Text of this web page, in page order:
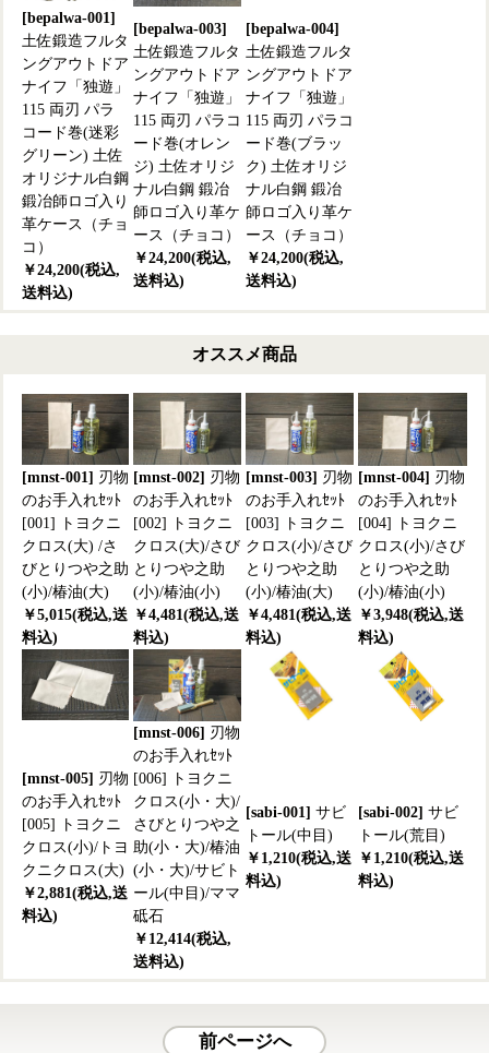
[bepalwa-001]
土佐鍛造フルタ
ングアウトドア
ナイフ「独遊」
115 両刃 パラ
コード巻(迷彩
グリーン) 土佐
オリジナル白鋼
鍛冶師ロゴ入り
革ケース（チョ
コ）
￥24,200(税込,
送料込)
[bepalwa-003]
土佐鍛造フルタ
ングアウトドア
ナイフ「独遊」
115 両刃 パラコ
ード巻(オレン
ジ) 土佐オリジ
ナル白鋼 鍛冶
師ロゴ入り革ケ
ース（チョコ）
￥24,200(税込,
送料込)
[bepalwa-004]
土佐鍛造フルタ
ングアウトドア
ナイフ「独遊」
115 両刃 パラコ
ード巻(ブラッ
ク) 土佐オリジ
ナル白鋼 鍛冶
師ロゴ入り革ケ
ース（チョコ）
￥24,200(税込,
送料込)
オススメ商品
[mnst-001] 刃物
のお手入れｾｯﾄ
[001] トヨクニ
クロス(大) /さ
びとりつや之助
(小)/椿油(大)
￥5,015(税込,送
料込)
[mnst-002] 刃物
のお手入れｾｯﾄ
[002] トヨクニ
クロス(大)/さび
とりつや之助
(小)/椿油(小)
￥4,481(税込,送
料込)
[mnst-003] 刃物
のお手入れｾｯﾄ
[003] トヨクニ
クロス(小)/さび
とりつや之助
(小)/椿油(大)
￥4,481(税込,送
料込)
[mnst-004] 刃物
のお手入れｾｯﾄ
[004] トヨクニ
クロス(小)/さび
とりつや之助
(小)/椿油(小)
￥3,948(税込,送
料込)
[mnst-005] 刃物
のお手入れｾｯﾄ
[005] トヨクニ
クロス(小)/トヨ
クニクロス(大)
￥2,881(税込,送
料込)
[mnst-006] 刃物
のお手入れｾｯﾄ
[006] トヨクニ
クロス(小・大)/
さびとりつや之
助(小・大)/椿油
(小・大)/サビト
ール(中目)/ママ
砥石
￥12,414(税込,
送料込)
[sabi-001] サビ
トール(中目)
￥1,210(税込,送
料込)
[sabi-002] サビ
トール(荒目)
￥1,210(税込,送
料込)
前ページへ